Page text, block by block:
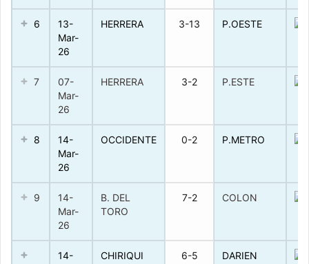
6
13-
Mar-
26
HERRERA 3-13 P.OESTE
7
07-
Mar-
26
HERRERA 3-2 P.ESTE
8
14-
Mar-
26
OCCIDENTE 0-2 P.METRO
9
14-
Mar-
26
B. DEL
TORO
7-2 COLON
14-
CHIRIQUI 6-5 DARIEN